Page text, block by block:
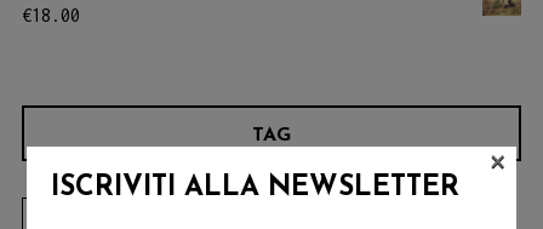
€18.00
TAG
ISCRIVITI ALLA NEWSLETTER
×